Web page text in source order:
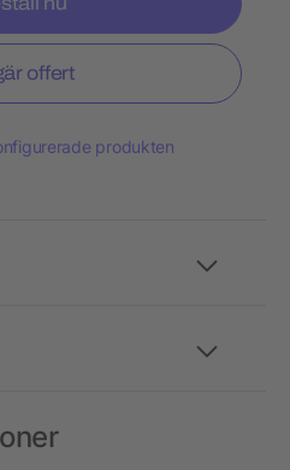
offert
produkten